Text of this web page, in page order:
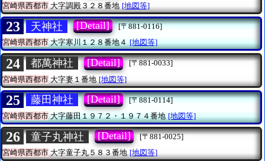
宮崎県西都市 大字調殿３２８番地 [地図等]
23 天神社 [Detail]
[〒881-0116]
宮崎県西都市大字寒川１２８番地４ [地図等]
24 都萬神社 [Detail]
[〒881-0033]
宮崎県西都市 大字妻１番地 [地図等]
25 藤田神社 [Detail]
[〒881-0114]
宮崎県西都市大字藤田１９７２・１９７４番地 [地図等]
26 童子丸神社 [Detail]
[〒881-0025]
宮崎県西都市大字童子丸５８３番地 [地図等]